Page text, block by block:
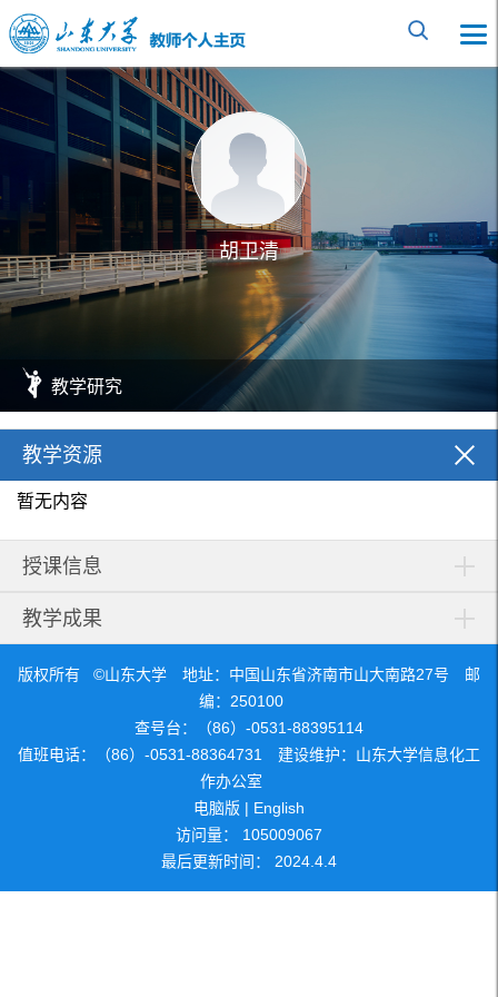
胡卫清
教学研究
教学资源
暂无内容
授课信息
教学成果
版权所有 ©山东大学 地址：中国山东省济南市山大南路27号 邮
编：250100
查号台：（86）-0531-88395114
值班电话：（86）-0531-88364731 建设维护：山东大学信息化工
作办公室
电脑版 | English
访问量： 105009067
最后更新时间： 2024 4 4